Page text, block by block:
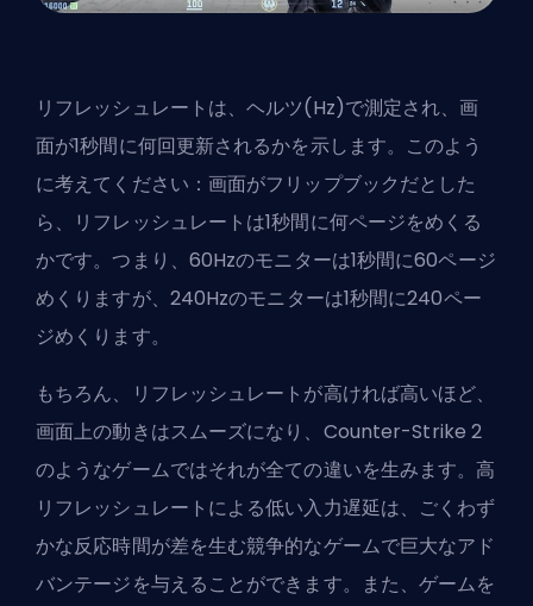
リフレッシュレートは、ヘルツ(Hz)で測定され、画
面が1秒間に何回更新されるかを示します。このよう
に考えてください：画面がフリップブックだとした
ら、リフレッシュレートは1秒間に何ページをめくる
かです。つまり、60Hzのモニターは1秒間に60ページ
めくりますが、240Hzのモニターは1秒間に240ペー
ジめくります。
もちろん、リフレッシュレートが高ければ高いほど、
画面上の動きはスムーズになり、Counter-Strike 2
のようなゲームではそれが全ての違いを生みます。高
リフレッシュレートによる低い入力遅延は、ごくわず
かな反応時間が差を生む競争的なゲームで巨大なアド
バンテージを与えることができます。また、ゲームを